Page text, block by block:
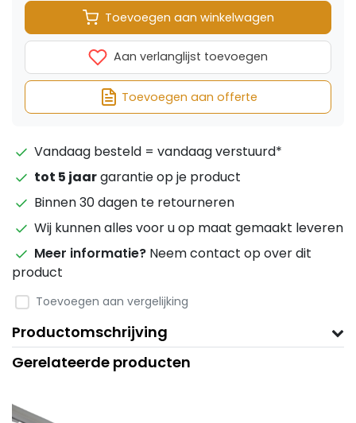
Toevoegen aan winkelwagen
Aan verlanglijst toevoegen
Toevoegen aan offerte
Vandaag besteld = vandaag verstuurd*
tot 5 jaargarantie op je product
Binnen 30 dagen te retourneren
Wij kunnen alles voor u op maat gemaakt leveren
Meer informatie? Neem contact op over dit
product
Toevoegen aan vergelijking
Productomschrijving
Gerelateerde producten